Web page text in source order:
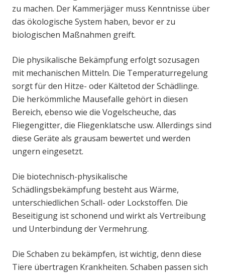
zu machen. Der Kammerjäger muss Kenntnisse über
das ökologische System haben, bevor er zu
biologischen Maßnahmen greift.
Die physikalische Bekämpfung erfolgt sozusagen
mit mechanischen Mitteln. Die Temperaturregelung
sorgt für den Hitze- oder Kältetod der Schädlinge.
Die herkömmliche Mausefalle gehört in diesen
Bereich, ebenso wie die Vogelscheuche, das
Fliegengitter, die Fliegenklatsche usw. Allerdings sind
diese Geräte als grausam bewertet und werden
ungern eingesetzt.
Die biotechnisch-physikalische
Schädlingsbekämpfung besteht aus Wärme,
unterschiedlichen Schall- oder Lockstoffen. Die
Beseitigung ist schonend und wirkt als Vertreibung
und Unterbindung der Vermehrung.
Die Schaben zu bekämpfen, ist wichtig, denn diese
Tiere übertragen Krankheiten. Schaben passen sich